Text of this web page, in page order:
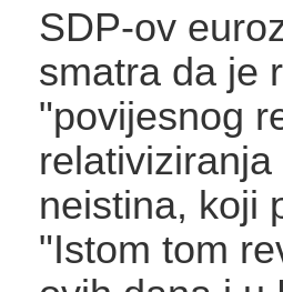
SDP-ov
smatra da je
"povijesnog
neistina, koji
"Istom tom